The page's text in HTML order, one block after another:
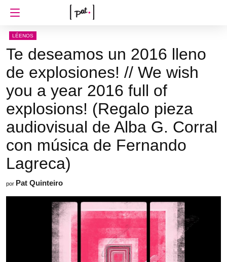
LÉENOS
Te deseamos un 2016 lleno
de explosiones! // We wish
you a year 2016 full of
explosions! (Regalo pieza
audiovisual de Alba G. Corral
con música de Fernando
Lagreca)
por Pat Quinteiro